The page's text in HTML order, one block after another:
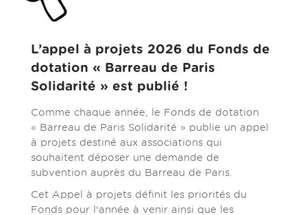
L’appel à projets 2026 du Fonds de
dotation « Barreau de Paris
Solidarité » est publié !
Comme chaque année, le Fonds de dotation
« Barreau de Paris Solidarité » publie un appel
à projets destiné aux associations qui
souhaitent déposer une demande de
subvention auprès du Barreau de Paris.
Cet Appel à projets définit les priorités du
Fonds pour l’année à venir ainsi que les